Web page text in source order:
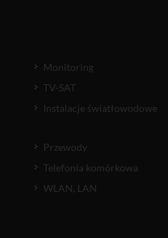
Monitoring
TV-SAT
Instalacje światłowodowe
Przewody
Telefonia komórkowa
WLAN, LAN